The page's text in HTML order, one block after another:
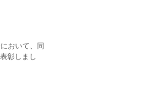
おいて、同
彰しまし